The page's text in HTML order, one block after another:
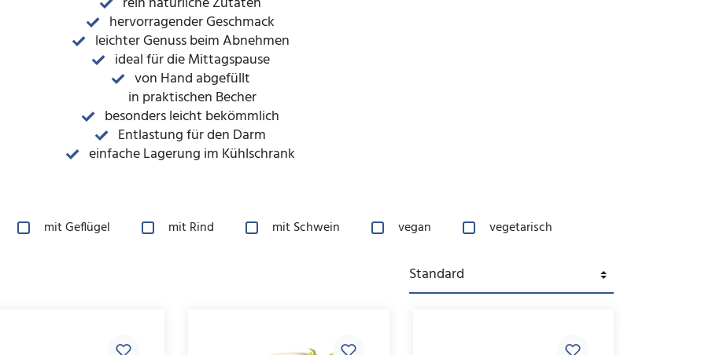
hervorragender Geschmack
leichter Genuss beim Abnehmen
ideal für die Mittagspause
von Hand abgefüllt
in praktischen Becher
besonders leicht bekömmlich
Entlastung für den Darm
einfache Lagerung im Kühlschrank
mit Geflügel mit Rind mit Schwein vegan vegetarisch